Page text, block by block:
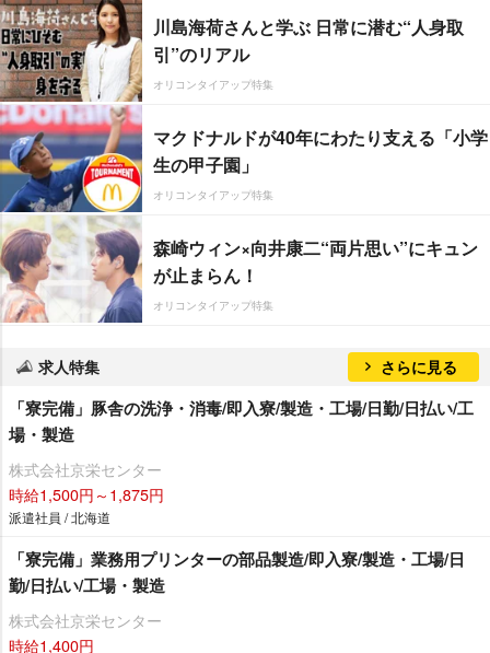
川島海荷さんと学ぶ 日常に潜む“人身取
引”のリアル
オリコンタイアップ特集
マクドナルドが40年にわたり支える「小学
生の甲子園」
オリコンタイアップ特集
森崎ウィン×向井康二“両片思い”にキュン
が止まらん！
オリコンタイアップ特集
求人特集 さらに見る
「寮完備」豚舎の洗浄・消毒/即入寮/製造・工場/日勤/日払い/工
場・製造
株式会社京栄センター
時給1,500円～1,875円
派遣社員 / 北海道
「寮完備」業務用プリンターの部品製造/即入寮/製造・工場/日
勤/日払い/工場・製造
株式会社京栄センター
時給1,400円